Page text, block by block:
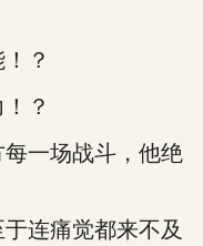
？
？
一场战斗，他绝
连痛觉都来不及